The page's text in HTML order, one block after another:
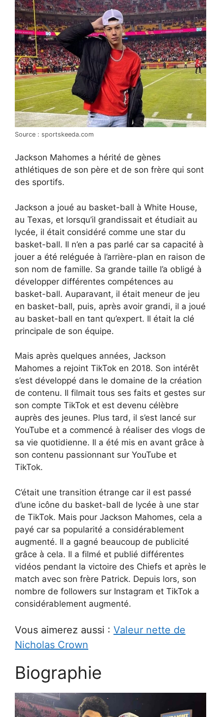
Source : sportskeeda.com
Jackson Mahomes a hérité de gènes
athlétiques de son père et de son frère qui sont
des sportifs.
Jackson a joué au basket-ball à White House,
au Texas, et lorsqu’il grandissait et étudiait au
lycée, il était considéré comme une star du
basket-ball. Il n’en a pas parlé car sa capacité à
jouer a été reléguée à l’arrière-plan en raison de
son nom de famille. Sa grande taille l’a obligé à
développer différentes compétences au
basket-ball. Auparavant, il était meneur de jeu
en basket-ball, puis, après avoir grandi, il a joué
au basket-ball en tant qu’expert. Il était la clé
principale de son équipe.
Mais après quelques années, Jackson
Mahomes a rejoint TikTok en 2018. Son intérêt
s’est développé dans le domaine de la création
de contenu. Il filmait tous ses faits et gestes sur
son compte TikTok et est devenu célèbre
auprès des jeunes. Plus tard, il s’est lancé sur
YouTube et a commencé à réaliser des vlogs de
sa vie quotidienne. Il a été mis en avant grâce à
son contenu passionnant sur YouTube et
TikTok.
C’était une transition étrange car il est passé
d’une icône du basket-ball de lycée à une star
de TikTok. Mais pour Jackson Mahomes, cela a
payé car sa popularité a considérablement
augmenté. Il a gagné beaucoup de publicité
grâce à cela. Il a filmé et publié différentes
vidéos pendant la victoire des Chiefs et après le
match avec son frère Patrick. Depuis lors, son
nombre de followers sur Instagram et TikTok a
considérablement augmenté.
Vous aimerez aussi : Valeur nette de
Nicholas Crown
Biographie